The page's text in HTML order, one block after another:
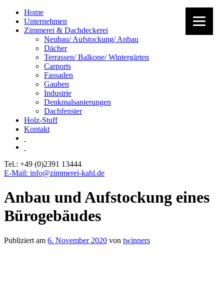
Home
Unternehmen
Zimmerei & Dachdeckerei
Neubau/ Aufstockung/ Anbau
Dächer
Terrassen/ Balkone/ Wintergärten
Carports
Fassaden
Gauben
Industrie
Denkmalsanierungen
Dachfenster
Holz-Stuff
Kontakt
Tel.: +49 (0)2391 13444
E-Mail: info@zimmerei-kahl.de
Anbau und Aufstockung eines
Bürogebäudes
Publiziert am 6. November 2020 von twinners